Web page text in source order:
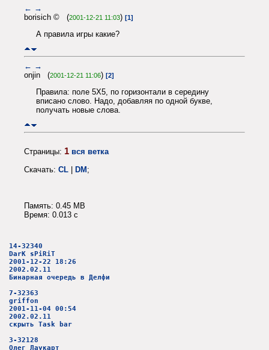
← →
borisich © (2001-12-21 11:03) [1]
А правила игры какие?
← →
onjin (2001-12-21 11:06) [2]
Правила: поле 5Х5, по горизонтали в середину
вписано слово. Надо, добавляя по одной букве,
получать новые слова.
Страницы: 1 вся ветка
Скачать: CL | DM;
Память: 0.45 MB
Время: 0.013 c
14-32340
DarK sPiRiT
2001-12-22 18:26
2002.02.11
Бинарная очередь в Делфи
7-32363
griffon
2001-11-04 00:54
2002.02.11
скрыть Task bar
3-32128
Олег Лаукарт